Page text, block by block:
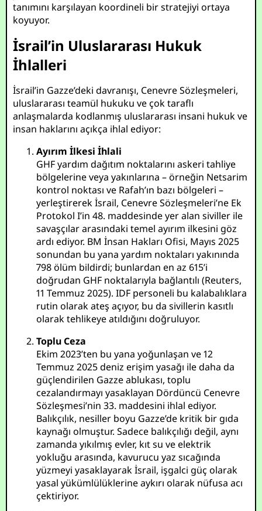
tanımını karşılayan koordineli bir stratejiyi ortaya
koyuyor.
İsrail’in Uluslararası Hukuk
İhlalleri
İsrail’in Gazze’deki davranışı, Cenevre Sözleşmeleri,
uluslararası teamül hukuku ve çok taraflı
anlaşmalarda kodlanmış uluslararası insani hukuk ve
insan haklarını açıkça ihlal ediyor:
Ayırım İlkesi İhlali
GHF yardım dağıtım noktalarını askeri tahliye
bölgelerine veya yakınlarına – örneğin Netsarim
kontrol noktası ve Rafah’ın bazı bölgeleri –
yerleştirerek İsrail, Cenevre Sözleşmeleri’ne Ek
Protokol I’in 48. maddesinde yer alan siviller ile
savaşçılar arasındaki temel ayırım ilkesini göz
ardı ediyor. BM İnsan Hakları Ofisi, Mayıs 2025
sonundan bu yana yardım noktaları yakınında
798 ölüm bildirdi; bunlardan en az 615’i
doğrudan GHF noktalarıyla bağlantılı (Reuters,
11 Temmuz 2025). IDF personeli bu kalabalıklara
rutin olarak ateş açıyor, bu da sivillerin kasıtlı
olarak tehlikeye atıldığını doğruluyor.
Toplu Ceza
Ekim 2023’ten bu yana yoğunlaşan ve 12
Temmuz 2025 deniz erişim yasağı ile daha da
güçlendirilen Gazze ablukası, toplu
cezalandırmayı yasaklayan Dördüncü Cenevre
Sözleşmesi’nin 33. maddesini ihlal ediyor.
Balıkçılık, nesiller boyu Gazze’de kritik bir gıda
kaynağı olmuştur. Sadece balıkçılığı değil, aynı
zamanda yıkılmış evler, kıt su ve elektrik
yokluğu arasında, kavurucu yaz sıcağında
yüzmeyi yasaklayarak İsrail, işgalci güç olarak
yasal yükümlülüklerine aykırı olarak nüfusa acı
çektiriyor.